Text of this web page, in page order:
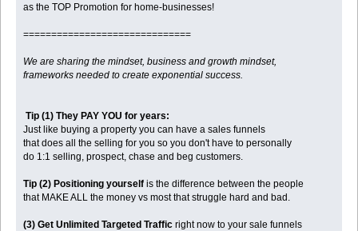
as the TOP Promotion for home-businesses!
==============================
We are sharing the mindset, business and growth mindset,
frameworks needed to create exponential success.
Tip (1) They PAY YOU for years:
Just like buying a property you can have a sales funnels
that does all the selling for you so you don't have to personally
do 1:1 selling, prospect, chase and beg customers.
Tip (2) Positioning yourself is the difference between the people
that MAKE ALL the money vs most that struggle hard and bad.
(3) Get Unlimited Targeted Traffic right now to your sale funnels